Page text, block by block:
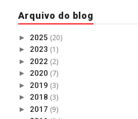
Arquivo do blog
► 2025 (20)
► 2023 (1)
► 2022 (2)
► 2020 (7)
► 2019 (3)
► 2018 (3)
► 2017 (9)